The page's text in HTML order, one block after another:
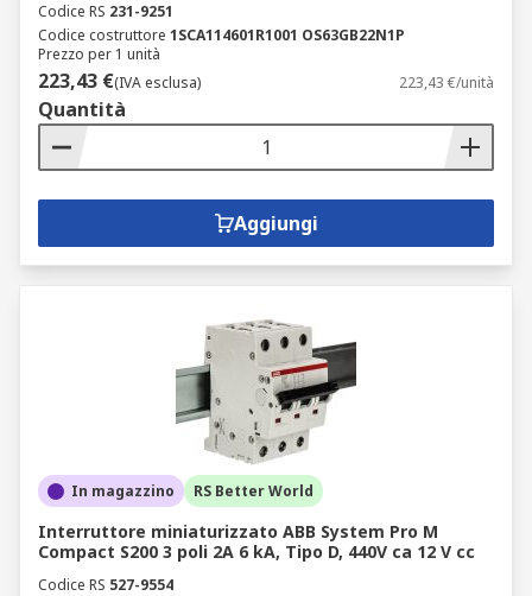
Codice RS 231-9251
Codice costruttore 1SCA114601R1001 OS63GB22N1P
Prezzo per 1 unità
223,43 €(IVA esclusa) 223,43 €/unità
Quantità
Aggiungi
In magazzino RS Better World
Interruttore miniaturizzato ABB System Pro M
Compact S200 3 poli 2A 6 kA, Tipo D, 440V ca 12 V cc
Codice RS 527-9554